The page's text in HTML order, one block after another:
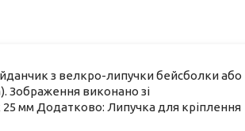
з велкро-липучки бейсболки або
Зображення виконано зі
25 мм Додатково: Липучка для кріплення